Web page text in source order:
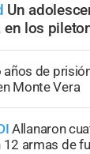
Un
los
años de
Monte Vera
Allanaron
12 armas de